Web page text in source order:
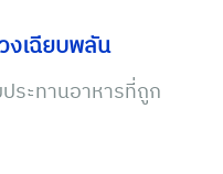
งเฉียบพลัน
ระทานอาหารที่ถูก